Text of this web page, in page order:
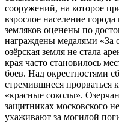
сооружений, на которое
взрослое население
земляков оценены по
награждены медалями
озёрская земля не стала
края часто становилось
боев. Над окрестностями
стремившиеся прорваться
«красные соколы».
защитниках московского
ухаживают за могилой